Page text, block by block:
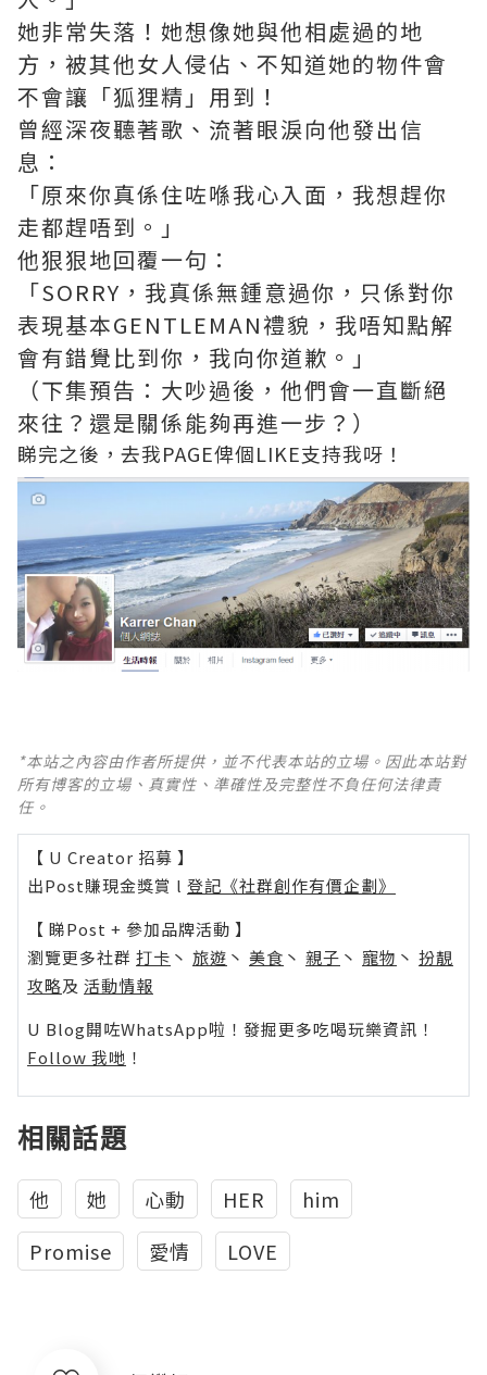
她非常失落！她想像她與他相處過的地
方，被其他女人侵佔、不知道她的物件會
不會讓「狐狸精」用到！
曾經深夜聽著歌、流著眼淚向他發出信
息：
「原來你真係住咗喺我心入面，我想趕你
走都趕唔到。」
他狠狠地回覆一句：
「SORRY，我真係無鍾意過你，只係對你
表現基本GENTLEMAN禮貌，我唔知點解
會有錯覺比到你，我向你道歉。」
（下集預告：大吵過後，他們會一直斷絕
來往？還是關係能夠再進一步？）
睇完之後，去我PAGE俾個LIKE支持我呀！
*本站之內容由作者所提供，並不代表本站的立場。因此本站對
所有博客的立場、真實性、準確性及完整性不負任何法律責
任。
【 U Creator 招募 】
出Post賺現金獎賞 l 登記《社群創作有價企劃》
【 睇Post + 參加品牌活動 】
瀏覽更多社群 打卡 丶 旅遊 丶 美食 丶 親子 丶 寵物 丶 扮靚
攻略及 活動情報
U Blog開咗WhatsApp啦！發掘更多吃喝玩樂資訊！
Follow 我哋 ！
相關話題
他 她 心動 HER
him
Promise
愛情 LOVE